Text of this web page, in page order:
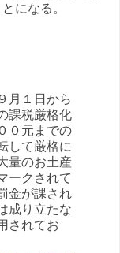
になる。
月１日から
課税厳格化
０元までの
して厳格に
量のお土産
ークされて
金が課され
成り立たな
されてお